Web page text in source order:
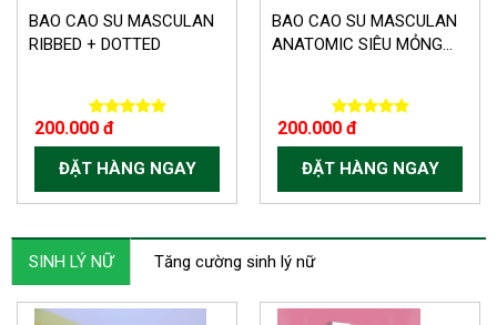
BAO CAO SU MASCULAN
RIBBED + DOTTED
200.000 đ
ĐẶT HÀNG NGAY
BAO CAO SU MASCULAN
ANATOMIC SIÊU MỎNG...
200.000 đ
ĐẶT HÀNG NGAY
SINH LÝ NỮ Tăng cường sinh lý nữ